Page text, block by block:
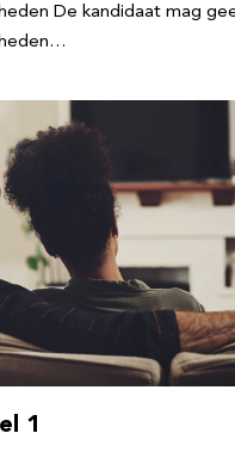
De kandidaat mag
1